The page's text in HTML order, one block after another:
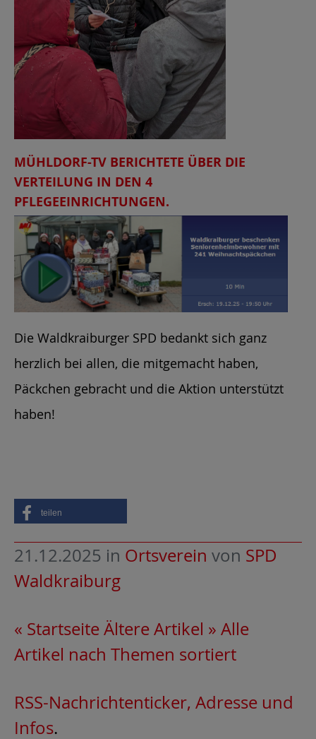
MÜHLDORF-TV BERICHTETE ÜBER DIE
VERTEILUNG IN DEN 4
PFLEGEEINRICHTUNGEN.
Die Waldkraiburger SPD bedankt sich ganz
herzlich bei allen, die mitgemacht haben,
Päckchen gebracht und die Aktion unterstützt
haben!
teilen
21.12.2025 in Ortsverein von SPD
Waldkraiburg
« StartseiteÄltere Artikel » Alle
Artikel nach Themen sortiert
RSS-Nachrichtenticker, Adresse und
Infos.